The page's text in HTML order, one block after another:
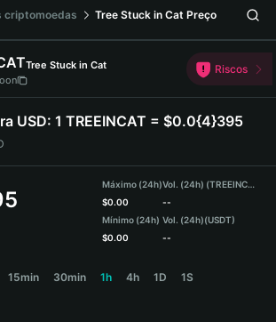
criptomoedas Tree Stuck in Cat Preço
Tree Stuck in Cat
Riscos
USD: 1 TREEINCAT = $0.0{4}395
Máximo (24h)
$0.00
Mínimo (24h)
$0.00
Vol. (24h) (TREEINCAT)
--
Vol. (24h)(USDT)
--
15min 30min 1h 4h 1D 1S